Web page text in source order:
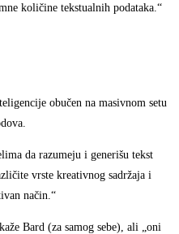
količine tekstualnih podataka.“
obučen na masivnom setu
da razumeju i generišu tekst
vrste kreativnog sadržaja i
način.“
Bard (za samog sebe), ali „oni